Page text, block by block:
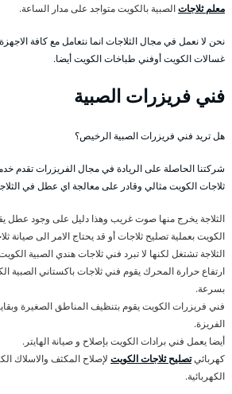
معلم ثلاجاتالصبية بالكويت متواجد على مدار الساعة.
نحن لا نعمل في مجال الثلاجات انما نتعامل مع كافة
غسالات الكويت أوفني طباخات الكويت أيضا.
فني فريزرات الصبية
هل تريد فني فريزرات الصبية الرخيص؟
شركتنا الحاصلة على الريادة في مجال الفريزرات تقدم
ثلاجات الكويت مثالي وقادر على معالجة اي عطل في
الثلاجة يخرج منها صوت غريب وهذا دليل على وجود عطل
الكويت بعملية تصليح ثلاجات أو قد يحتاج الامر الى صيانة
الثلاجة تشتغل لكنها لا تبرد فني ثلاجات هندي الصبية
ارتفاع حرارة المحرك يقوم فني ثلاجات باكستاني الصبية
بسرعة.
فني فريزرات الكويت يقوم بتنظيف المناطق الصغيرة
الفريزة.
أيضا يعمل فني برادات الكويت بإصلاح و صيانة الهايتر.
كهربائيتصليح ثلاجات الكويت لإصلاح المكثف والاسلاك
الكهربائية.